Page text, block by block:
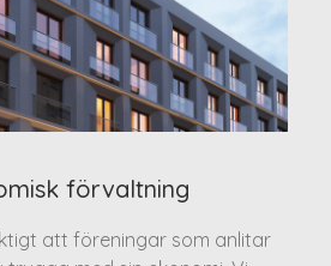
förvaltning
att föreningar som anlitar